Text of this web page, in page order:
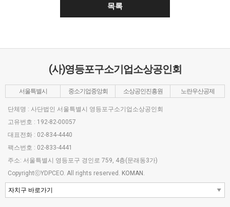
목록
(사)영등포구소기업소상공인회
서울특별시 중소기업중앙회 소상공인진흥원 노란우산공제
단체명 : 사단법인 서울특별시 영등포구소기업소상공인회
고유번호 : 192-82-00057
대표전화 : 02-834-4440
팩스번호 : 02-833-4441
주소: 서울특별시 영등포구 경인로 759, 4층(문래동3가)
CopyrightⓒYDPCEO. All rights reserved. KOMAN.